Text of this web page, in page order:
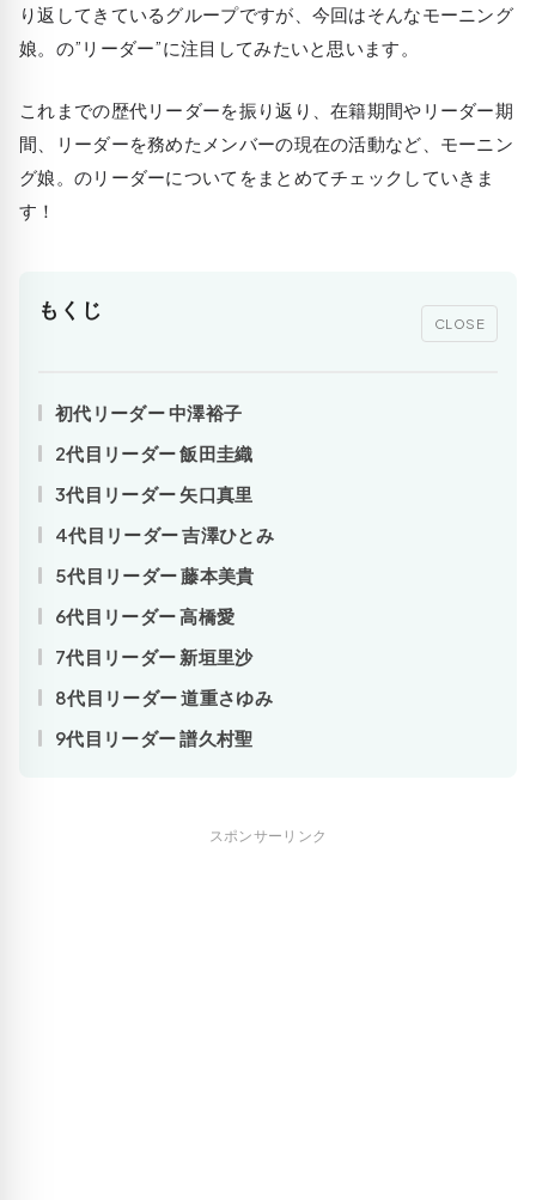
り返してきているグループですが、今回はそんなモーニング
娘。の”リーダー”に注目してみたいと思います。
これまでの歴代リーダーを振り返り、在籍期間やリーダー期
間、リーダーを務めたメンバーの現在の活動など、モーニン
グ娘。のリーダーについてをまとめてチェックしていきま
す！
もくじ
CLOSE
初代リーダー 中澤裕子
2代目リーダー 飯田圭織
3代目リーダー 矢口真里
4代目リーダー 吉澤ひとみ
5代目リーダー 藤本美貴
6代目リーダー 高橋愛
7代目リーダー 新垣里沙
8代目リーダー 道重さゆみ
9代目リーダー 譜久村聖
スポンサーリンク